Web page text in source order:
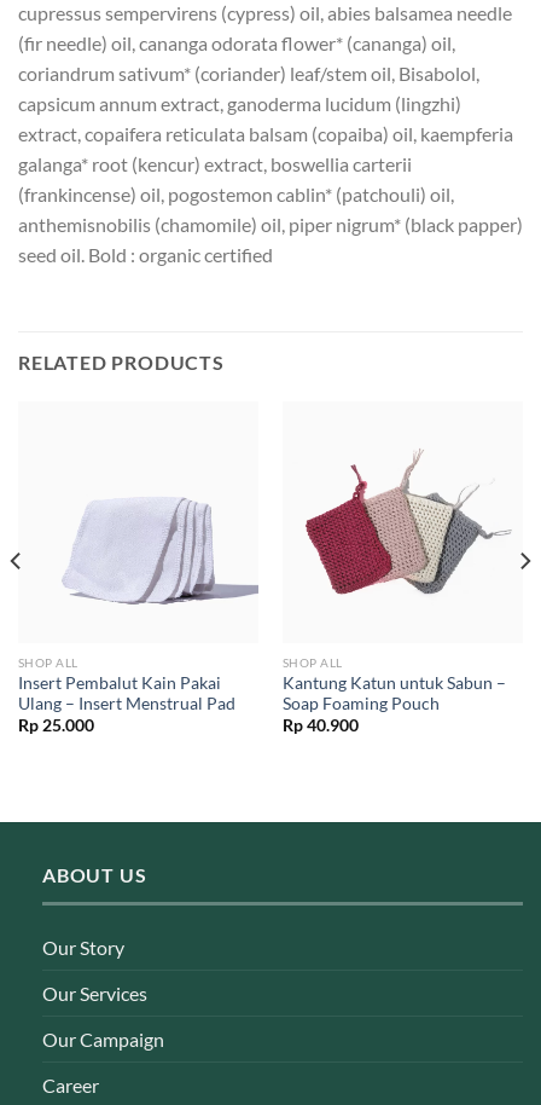
cupressus sempervirens (cypress) oil, abies balsamea needle
(fir needle) oil, cananga odorata flower* (cananga) oil,
coriandrum sativum* (coriander) leaf/stem oil, Bisabolol,
capsicum annum extract, ganoderma lucidum (lingzhi)
extract, copaifera reticulata balsam (copaiba) oil, kaempferia
galanga* root (kencur) extract, boswellia carterii
(frankincense) oil, pogostemon cablin* (patchouli) oil,
anthemisnobilis (chamomile) oil, piper nigrum* (black papper)
seed oil. Bold : organic certified
RELATED PRODUCTS
SHOP ALL
Insert Pembalut Kain Pakai
Ulang – Insert Menstrual Pad
Rp25.000
SHOP ALL
Kantung Katun untuk Sabun –
Soap Foaming Pouch
Rp40.900
ABOUT US
Our Story
Our Services
Our Campaign
Career